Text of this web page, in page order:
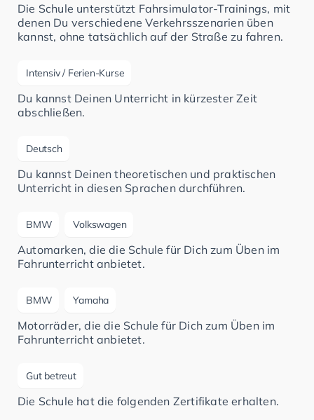
Die Schule unterstützt Fahrsimulator-Trainings, mit
denen Du verschiedene Verkehrsszenarien üben
kannst, ohne tatsächlich auf der Straße zu fahren.
Intensiv / Ferien-Kurse
Du kannst Deinen Unterricht in kürzester Zeit
abschließen.
Deutsch
Du kannst Deinen theoretischen und praktischen
Unterricht in diesen Sprachen durchführen.
BMW Volkswagen
Automarken, die die Schule für Dich zum Üben im
Fahrunterricht anbietet.
BMW Yamaha
Motorräder, die die Schule für Dich zum Üben im
Fahrunterricht anbietet.
Gut betreut
Die Schule hat die folgenden Zertifikate erhalten.